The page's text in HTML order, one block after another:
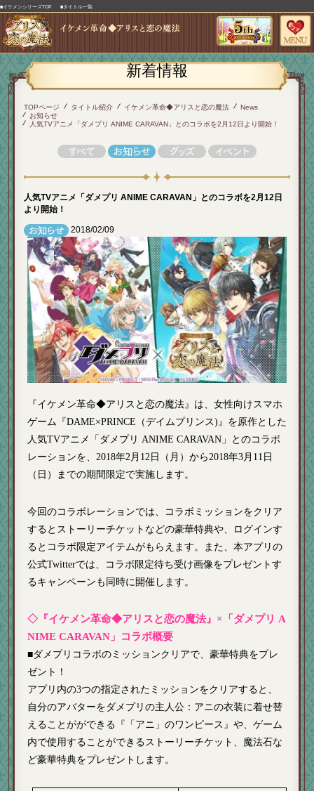
■イケメンシリーズTOP ■タイトル一覧
新着情報
TOPページ タイトル紹介 イケメン革命◆アリスと恋の魔法
News
お知らせ
人気TVアニメ「ダメプリ ANIME CARAVAN」とのコラボを2月12日より開始！
人気TVアニメ「ダメプリ ANIME CARAVAN」とのコラボを2月12日
より開始！
2018/02/09
『イケメン革命◆アリスと恋の魔法』は、女性向けスマホ
ゲーム『DAME×PRINCE（デイムプリンス)』を原作とした
人気TVアニメ「ダメプリ ANIME CARAVAN」とのコラボ
レーションを、2018年2月12日（月）から2018年3月11日
（日）までの期間限定で実施します。
今回のコラボレーションでは、コラボミッションをクリア
するとストーリーチケットなどの豪華特典や、ログインす
るとコラボ限定アイテムがもらえます。また、本アプリの
公式Twitterでは、コラボ限定待ち受け画像をプレゼントす
るキャンペーンも同時に開催します。
◇『イケメン革命◆アリスと恋の魔法』×「ダメプリ A
NIME CARAVAN」コラボ概要
■ダメプリコラボのミッションクリアで、豪華特典をプレ
ゼント！
アプリ内の3つの指定されたミッションをクリアすると、
自分のアバターをダメプリの主人公：アニの衣装に着せ替
えることがができる『「アニ」のワンピース』や、ゲーム
内で使用することができるストーリーチケット、魔法石な
ど豪華特典をプレゼントします。